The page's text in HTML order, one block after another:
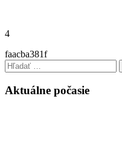
4
faacba381f
Hľadať:
Aktuálne počasie